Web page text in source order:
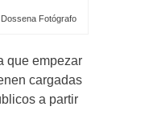
Fotógrafo
que empezar
cargadas
a partir